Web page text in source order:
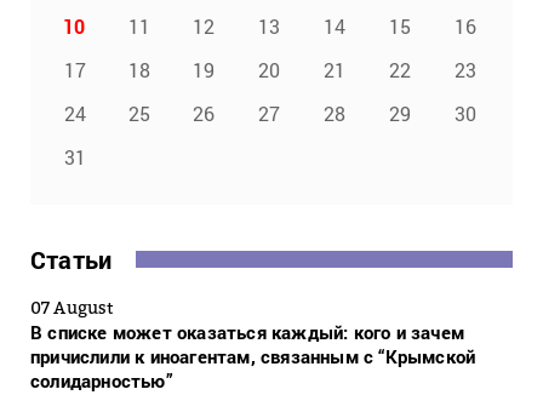
10
11 12 13 14 15
16
17
18 19 20 21 22
23
24
25 26 27 28 29
30
31
Статьи
07 August
В списке может оказаться каждый: кого и зачем
причислили к иноагентам, связанным с “Крымской
солидарностью”